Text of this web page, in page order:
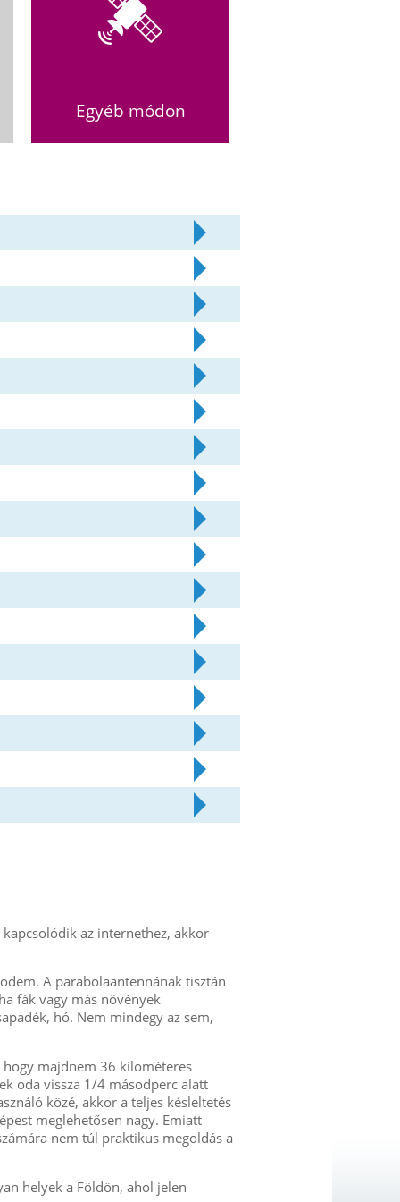
Egyéb módon
az internethez, akkor
A parabolaantennának tisztán
fák vagy más növények
hó. Nem mindegy az sem,
majdnem 36 kilométeres
oda vissza 1/4 másodperc alatt
közé, akkor a teljes késleltetés
meglehetősen nagy. Emiatt
nem túl praktikus megoldás a
helyek a Földön, ahol jelen